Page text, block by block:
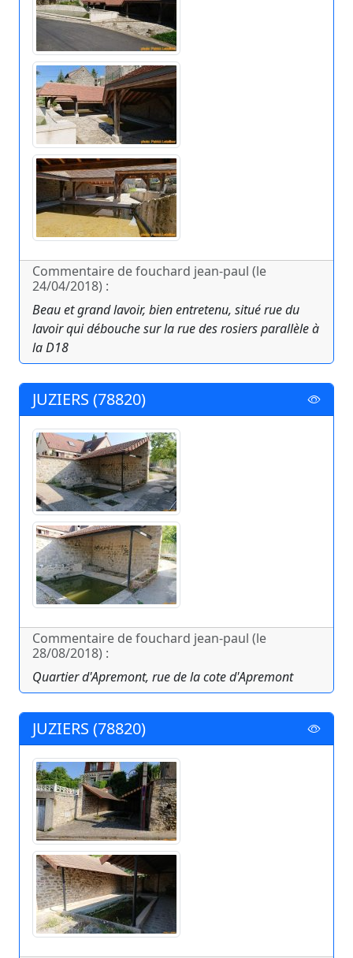
Commentaire de fouchard jean-paul (le
24/04/2018) :
Beau et grand lavoir, bien entretenu, situé rue du
lavoir qui débouche sur la rue des rosiers parallèle à
la D18
JUZIERS (78820)
Commentaire de fouchard jean-paul (le
28/08/2018) :
Quartier d'Apremont, rue de la cote d'Apremont
JUZIERS (78820)